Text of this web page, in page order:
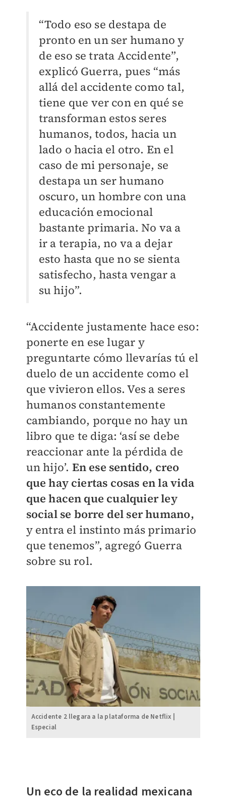
“Todo eso se destapa de
pronto en un ser humano y
de eso se trata Accidente”,
explicó Guerra, pues “más
allá del accidente como tal,
tiene que ver con en qué se
transforman estos seres
humanos, todos, hacia un
lado o hacia el otro. En el
caso de mi personaje, se
destapa un ser humano
oscuro, un hombre con una
educación emocional
bastante primaria. No va a
ir a terapia, no va a dejar
esto hasta que no se sienta
satisfecho, hasta vengar a
su hijo”.
“Accidente justamente hace eso:
ponerte en ese lugar y
preguntarte cómo llevarías tú el
duelo de un accidente como el
que vivieron ellos. Ves a seres
humanos constantemente
cambiando, porque no hay un
libro que te diga: ‘así se debe
reaccionar ante la pérdida de
un hijo’. En ese sentido, creo
que hay ciertas cosas en la vida
que hacen que cualquier ley
social se borre del ser humano,
y entra el instinto más primario
que tenemos”, agregó Guerra
sobre su rol.
Accidente 2 llegara a la plataforma de Netflix |
Especial
Un eco de la realidad mexicana